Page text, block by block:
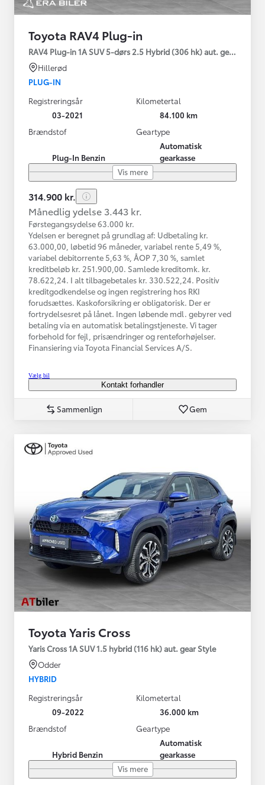
Toyota RAV4 Plug-in
RAV4 Plug-in 1A SUV 5-dørs 2.5 Hybrid (306 hk) aut. gear
Hillerød
PLUG-IN
Registreringsår
03-2021
Kilometertal
84.100 km
Brændstof
Plug-In Benzin
Geartype
Automatisk
gearkasse
Vis mere
314.900 kr.
Månedlig ydelse 3.443 kr.
Førstegangsydelse 63.000 kr.
Ydelsen er beregnet på grundlag af: Udbetaling kr.
63.000,00, løbetid 96 måneder, variabel rente 5,49 %,
variabel debitorrente 5,63 %, ÅOP 7,30 %, samlet
kreditbeløb kr. 251.900,00. Samlede kreditomk. kr.
78.622,24. I alt tilbagebetales kr. 330.522,24. Positiv
kreditgodkendelse og ingen registrering hos RKI
forudsættes. Kaskoforsikring er obligatorisk. Der er
fortrydelsesret på lånet. Ingen løbende mdl. gebyrer ved
betaling via en automatisk betalingstjeneste. Vi tager
forbehold for fejl, prisændringer og renteforhøjelser.
Finansiering via Toyota Financial Services A/S.
Vælg bil
Kontakt forhandler
Sammenlign Gem
Toyota Yaris Cross
Yaris Cross 1A SUV 1.5 hybrid (116 hk) aut. gear Style
Odder
HYBRID
Registreringsår
09-2022
Kilometertal
36.000 km
Brændstof
Hybrid Benzin
Geartype
Automatisk
gearkasse
Vis mere